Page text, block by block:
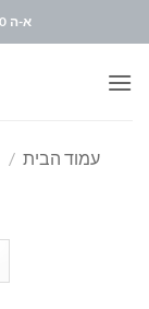
א-ה 08:30 - 16:30
עמוד הבית /